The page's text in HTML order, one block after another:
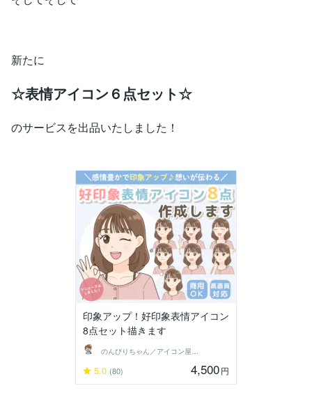
新たに
☆表情アイコン６点セット☆
のサービスを出品いたしました！
印象アップ！好印象表情アイコン
8点セット描きます
のんびりちゃん／アイコン屋さん
5.0 (80) 4,500円